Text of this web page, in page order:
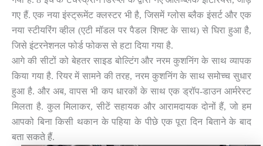
गए हैं. एक नया इंस्ट्रूमेंट क्लस्टर भी है, जिसमें ग्लोस ब्लैक इंसर्ट और एक
नया स्टीयरिंग व्हील (एटी मॉडल पर पैडल शिफ्ट के साथ) से घिरा हुआ है,
जिसे इंटरनेशनल फोर्ड फोकस से हटा दिया गया है.
आगे की सीटों को बेहतर साइड बोल्टिंग और नरम कुशनिंग के साथ व्यापक
किया गया है. रियर में सामने की तरह, नरम कुशनिंग के साथ समोच्च सुधार
हुआ है. और अब, वापस भी कप धारकों के साथ एक ड्रॉप-डाउन आर्मरेस्ट
मिलता है. कुल मिलाकर, सीटें सहायक और आरामदायक दोनों हैं, जो हम
आपको बिना किसी थकान के पहिया के पीछे एक पूरा दिन बिताने के बाद
बता सकते हैं.